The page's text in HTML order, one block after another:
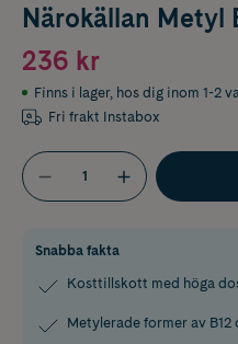
Närokällan Metyl
236 kr
Finns i lager, hos dig inom 1-2
Fri frakt Instabox
Snabba fakta
Kosttillskott med höga
Metylerade former av B12